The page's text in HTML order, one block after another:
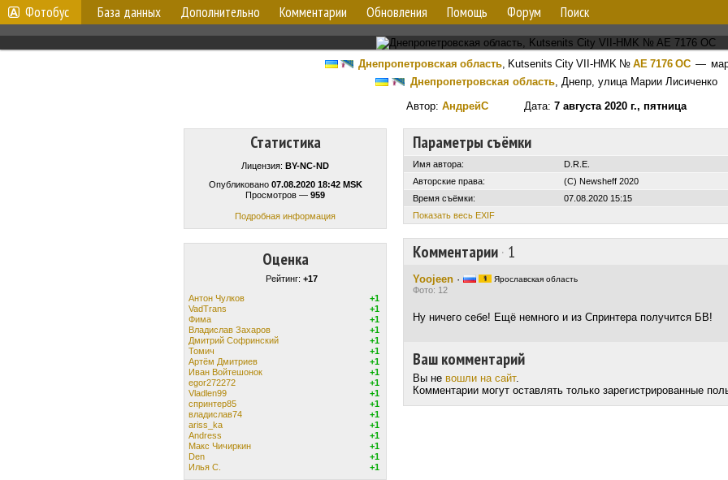
Фотобус База данных Дополнительно Комментарии Обновления Помощь Форум Поиск
Днепропетровская область, Kutsenits City VII-HMK№ AE 7176 OC —
Днепропетровская область, Днепр, улица Марии Лисиченко
Автор: АндрейСДата: 7 августа 2020 г., пятница
Статистика
Лицензия: BY-NC-ND
Опубликовано 07.08.2020 18:42 MSK
Просмотров — 959
Подробная информация
Оценка
Рейтинг: +17
Антон Чулков
+1
VadTrans
+1
Фима
+1
Владислав Захаров
+1
Дмитрий Софринский
+1
Томич
+1
Артём Дмитриев
+1
Иван Войтешонок
+1
egor272272
+1
Vladlen99
+1
спринтер85
+1
владислав74
+1
ariss_ka
+1
Andress
+1
Макс Чичиркин
+1
Den
+1
Илья С.
+1
Параметры съёмки
Имя автора:
D.R.E.
Авторские права:
(C) Newsheff 2020
Время съёмки:
07.08.2020 15:15
Показать весь EXIF
Комментарии· 1
Yoojeen · Ярославская область
Фото: 12
Ну ничего себе! Ещё немного и из Спринтера получится БВ!
Ваш комментарий
Вы не вошли на сайт.
Комментарии могут оставлять только зарегистрированные